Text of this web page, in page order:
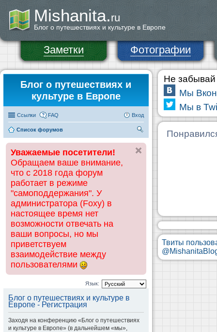
Mishanita.ru
Блог о путешествиях и культуре в Европе
Заметки Фотографии
Блог о путешествиях и
культуре в Европе
Ссылки FAQ Вход
Список форумов
ск
Уважаемые посетители!
Обращаем ваше внимание,
что с 2018 года форум
работает в режиме
"самоподдержания". У
администратора (Foxy) в
настоящее время нет
возможности отвечать на
ваши вопросы, но мы
приветствуем
взаимодействие между
пользователями
Язык:
Блог о путешествиях и культуре в
Европе - Регистрация
Заходя на конференцию «Блог о путешествиях
и культуре в Европе» (в дальнейшем «мы»,
Не забывай
Мы
Мы в
Твиты